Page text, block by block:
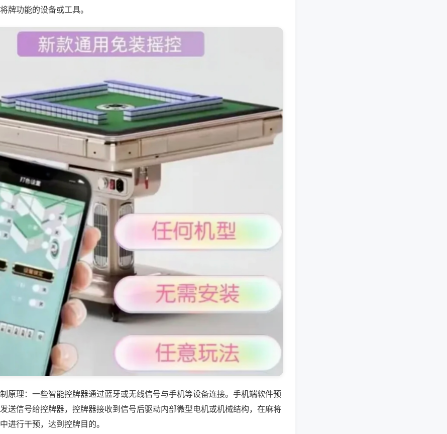
牌功能的设备或工具。
原理：一些智能控牌器通过蓝牙或无线信号与手机等设备连接。手机端软件预
送信号给控牌器，控牌器接收到信号后驱动内部微型电机或机械结构，在麻将
进行干预，达到控牌目的。